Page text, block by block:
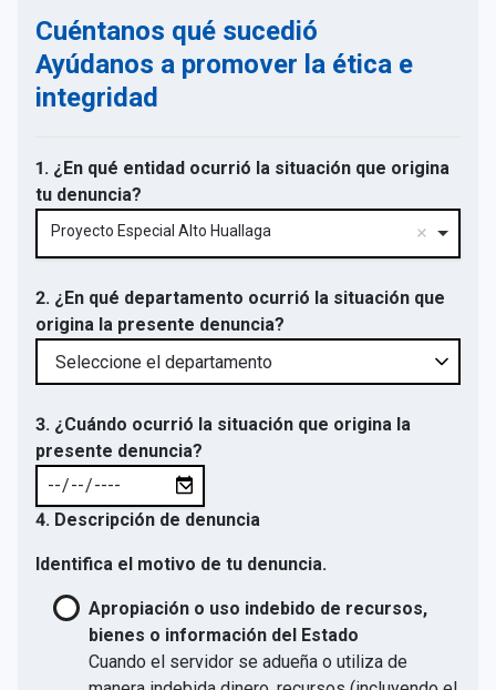
Cuéntanos qué sucedió
Ayúdanos a promover la ética e
integridad
1. ¿En qué entidad ocurrió la situación que origina
tu denuncia?
Proyecto Especial Alto Huallaga
2. ¿En qué departamento ocurrió la situación que
origina la presente denuncia?
3. ¿Cuándo ocurrió la situación que origina la
presente denuncia?
4. Descripción de denuncia
Identifica el motivo de tu denuncia.
Apropiación o uso indebido de recursos,
bienes o información del Estado
Cuando el servidor se adueña o utiliza de